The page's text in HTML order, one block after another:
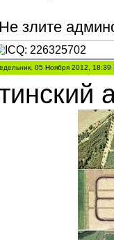
злите
05 Ноября 2012,